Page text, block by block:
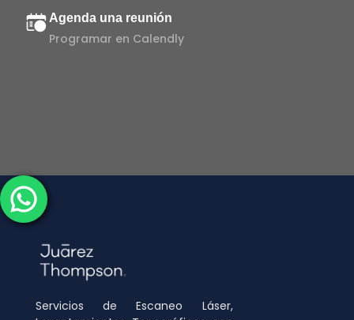
Agenda una reunión
Programar en Calendly
Servicios de Escaneo Láser,